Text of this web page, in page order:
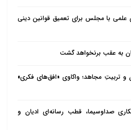
علمی با مجلس برای تعمیق قوانین دینی
به عقب برنخواهد گشت
و تربیتِ مجاهد؛ واکاوی «افق‌های فکری»
صداوسیما، قطب رسانه‌ای ادیان و